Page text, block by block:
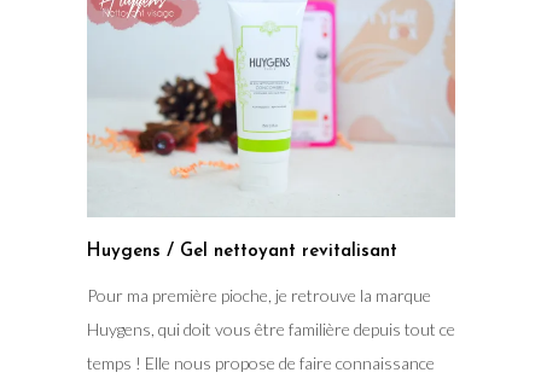
Huygens / Gel nettoyant revitalisant
Pour ma première pioche, je retrouve la marque
Huygens, qui doit vous être familière depuis tout ce
temps ! Elle nous propose de faire connaissance